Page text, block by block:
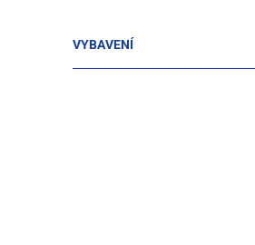
VYBAVENÍ